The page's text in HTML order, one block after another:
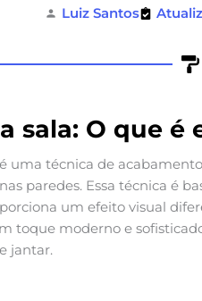
Luiz Santos
sala: O que é
é uma técnica de
paredes. Essa técnica é
um efeito visual
toque moderno e
jantar.